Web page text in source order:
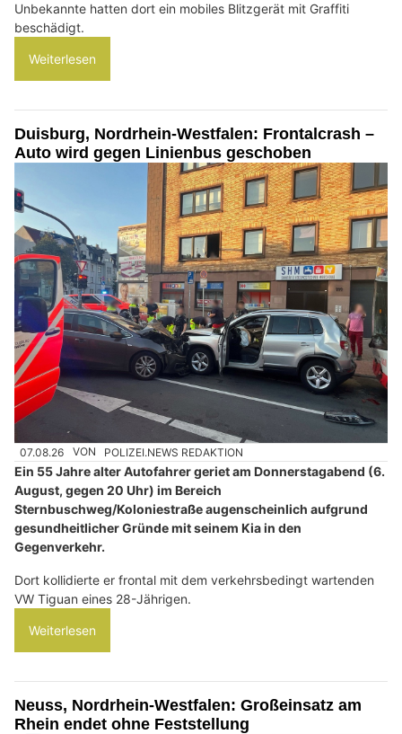
Unbekannte hatten dort ein mobiles Blitzgerät mit Graffiti
beschädigt.
Weiterlesen
Duisburg, Nordrhein-Westfalen: Frontalcrash –
Auto wird gegen Linienbus geschoben
07.08.26 VON POLIZEI.NEWS REDAKTION
Ein 55 Jahre alter Autofahrer geriet am Donnerstagabend (6.
August, gegen 20 Uhr) im Bereich
Sternbuschweg/Koloniestraße augenscheinlich aufgrund
gesundheitlicher Gründe mit seinem Kia in den
Gegenverkehr.
Dort kollidierte er frontal mit dem verkehrsbedingt wartenden
VW Tiguan eines 28-Jährigen.
Weiterlesen
Neuss, Nordrhein-Westfalen: Großeinsatz am
Rhein endet ohne Feststellung